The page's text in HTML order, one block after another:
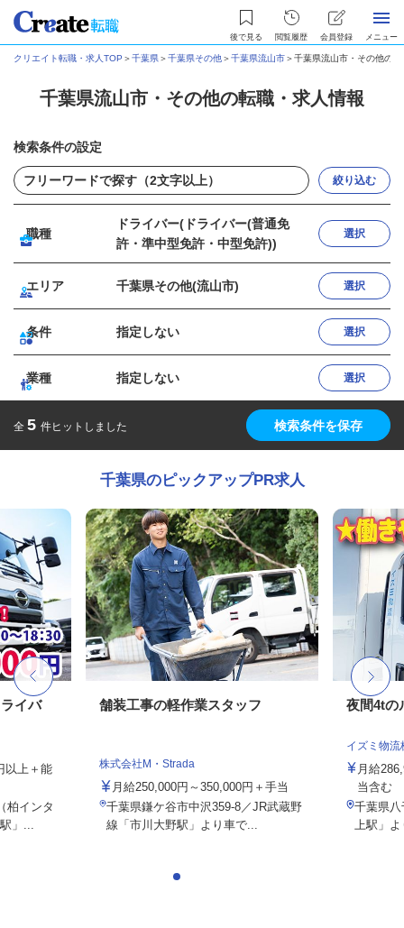
後で見る 閲覧履歴 会員登録 メニュー
クリエイト転職・求人TOP ＞千葉県＞千葉県その他＞千葉県流山市＞千葉県流山市・その他の
千葉県流山市・その他の転職・求人情報
検索条件の設定
絞り込む
職種
ドライバー(ドライバー(普通免
許・準中型免許・中型免許))
選択
エリア 千葉県その他(流山市) 選択
条件 指定しない 選択
業種 指定しない 選択
全 5 件ヒットしました 検索条件を保存
千葉県のピックアップPR求人
イバ
以上＋能
柏インタ
」...
舗装工事の軽作業スタッフ
株式会社M・Strada
月給250,000円～350,000円＋手当
千葉県鎌ケ谷市中沢359-8／JR武蔵野
線「市川大野駅」より車で...
夜間4tの
イズミ物
月給
当含む
千葉県
上駅」